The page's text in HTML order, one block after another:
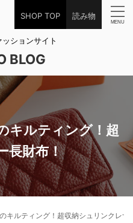
SHOP TOP 読み物
ションサイト
BLOG
キルティング！超
長財布！
キルティング！超収納シュリンクレザ